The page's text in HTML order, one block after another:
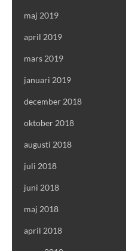
maj 2019
april 2019
mars 2019
januari 2019
december 2018
oktober 2018
augusti 2018
juli 2018
juni 2018
maj 2018
april 2018